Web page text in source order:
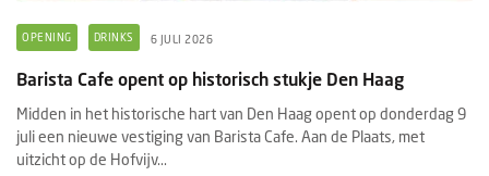
OPENING DRINKS 6 JULI 2026
Barista Cafe opent op historisch stukje Den Haag
Midden in het historische hart van Den Haag opent op donderdag 9
juli een nieuwe vestiging van Barista Cafe. Aan de Plaats, met
uitzicht op de Hofvijv...